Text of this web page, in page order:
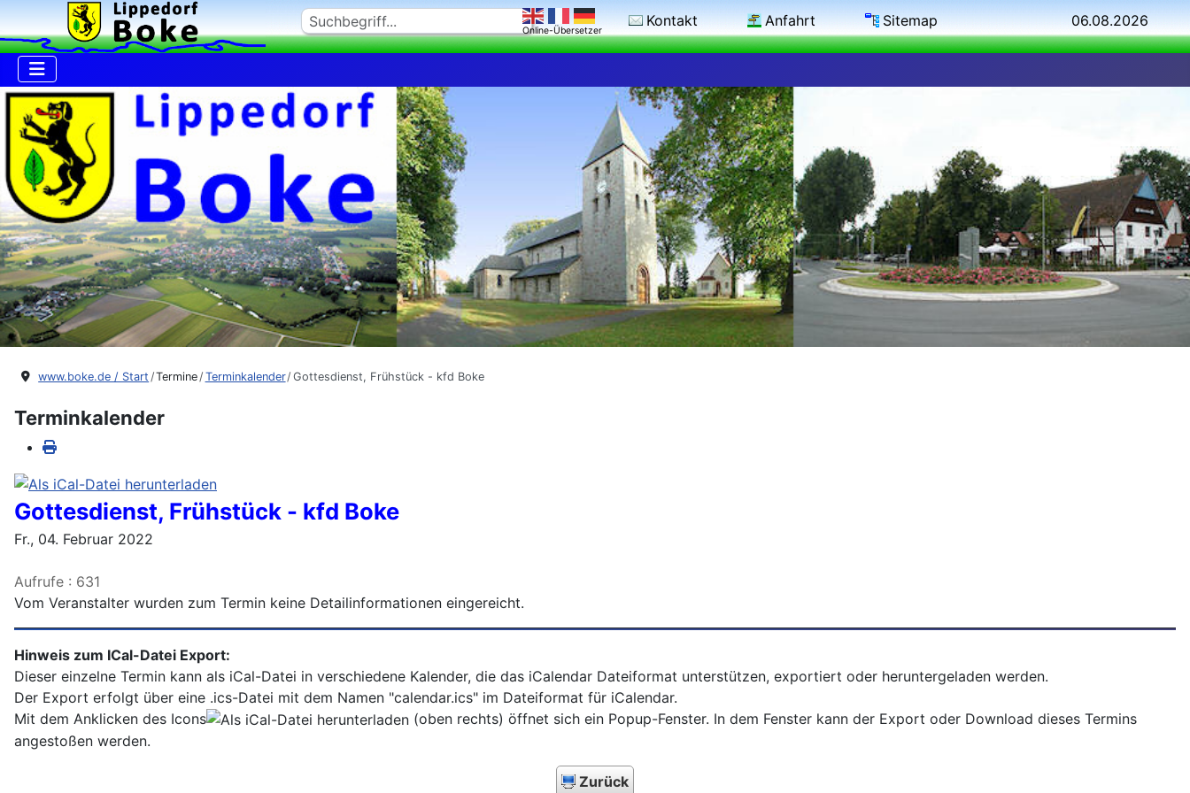
Suchen
Online-Übersetzer
Kontakt Anfahrt Sitemap 06.08.2026
www.boke.de / Start Termine Terminkalender Gottesdienst, Frühstück - kfd Boke
Terminkalender
Gottesdienst, Frühstück - kfd Boke
Fr., 04. Februar 2022
Aufrufe : 631
Vom Veranstalter wurden zum Termin keine Detailinformationen eingereicht.
Hinweis zum ICal-Datei Export:
Dieser einzelne Termin kann als iCal-Datei in verschiedene Kalender, die das iCalendar Dateiformat unterstützen, exportiert oder heruntergeladen werden.
Der Export erfolgt über eine .ics-Datei mit dem Namen "calendar.ics" im Dateiformat für iCalendar.
Mit dem Anklicken des Icons
(oben rechts) öffnet sich ein Popup-Fenster. In dem Fenster kann der Export oder Download dieses Termins
angestoßen werden.
Zurück